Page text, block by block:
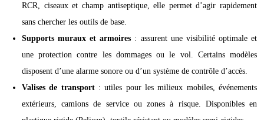
RCR, ciseaux et champ antiseptique, elle permet d’agir rapidement
sans chercher les outils de base.
Supports muraux et armoires : assurent une visibilité optimale et
une protection contre les dommages ou le vol. Certains modèles
disposent d’une alarme sonore ou d’un système de contrôle d’accès.
Valises de transport: utiles pour les milieux mobiles, événements
extérieurs, camions de service ou zones à risque. Disponibles en